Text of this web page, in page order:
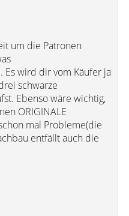
um die Patronen
Es wird dir vom Käufer ja
schwarze
Ebenso wäre wichtig,
ORIGINALE
mal Probleme(die
entfällt auch die